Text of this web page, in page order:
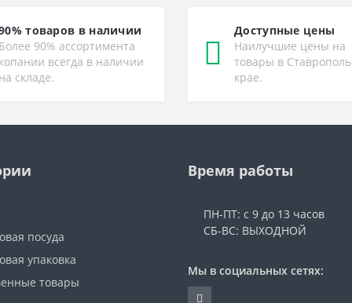
товаров в наличии
90% ассортимента
всегда в наличии
складе.
Доступные цены
Наилучшие цены на
товары в
крае.
посуда
упаковка
товары
Время работы
ПН-ПТ: с 9 до 13 часов
СБ-ВС: ВЫХОДНОЙ
Мы в социальных сетях: